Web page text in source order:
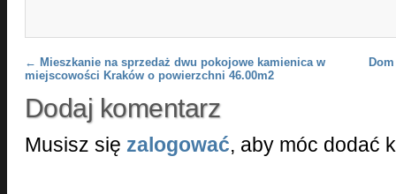
Post navigation
← Mieszkanie na sprzedaż dwu pokojowe kamienica w
miejscowości Kraków o powierzchni 46.00m2
Dodaj komentarz
Musisz się zalogować, aby móc dodać